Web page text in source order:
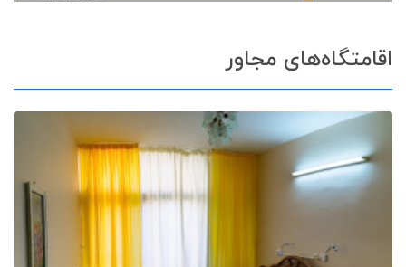
اقامتگاه‌های مجاور